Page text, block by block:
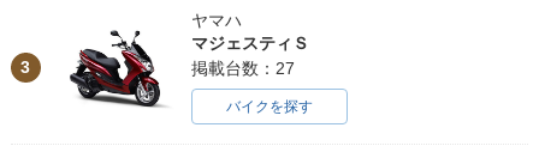
3
ヤマハ
マジェスティＳ
掲載台数：27
バイクを探す